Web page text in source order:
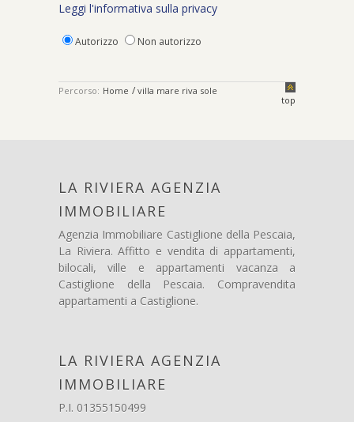
Leggi l'informativa sulla privacy
Autorizzo Non autorizzo
Percorso: Home / villa mare riva sole
top
LA RIVIERA AGENZIA
IMMOBILIARE
Agenzia Immobiliare Castiglione della Pescaia,
La Riviera. Affitto e vendita di appartamenti,
bilocali, ville e appartamenti vacanza a
Castiglione della Pescaia. Compravendita
appartamenti a Castiglione.
LA RIVIERA AGENZIA
IMMOBILIARE
P.I. 01355150499